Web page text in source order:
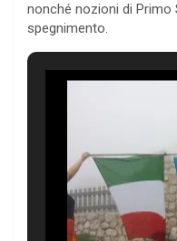
nonché nozioni di Primo
spegnimento.